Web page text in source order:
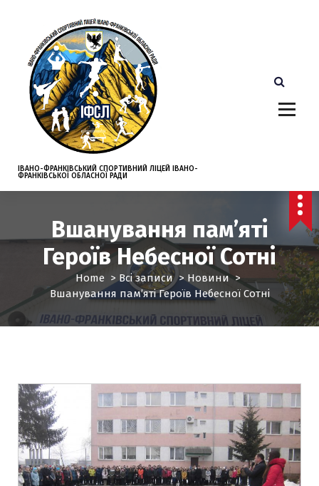
t
ІВАНО-ФРАНКІВСЬКИЙ СПОРТИВНИЙ ЛІЦЕЙ ІВАНО-
ФРАНКІВСЬКОЇ ОБЛАСНОЇ РАДИ
Вшанування пам’яті
Героїв Небесної Сотні
Home >Всі записи>Новини>
Вшанування пам’яті Героїв Небесної Сотні